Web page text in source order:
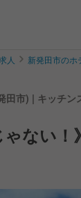
人 新発田市のホ
田市) | キッチン
ゃない